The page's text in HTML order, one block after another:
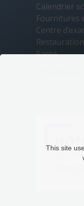
Calendrier
Fournitures
Centre
Restauration
Santé
This site